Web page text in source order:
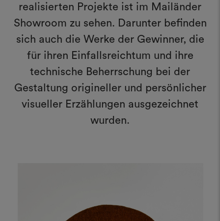
realisierten Projekte ist im Mailänder
Showroom zu sehen. Darunter befinden
sich auch die Werke der Gewinner, die
für ihren Einfallsreichtum und ihre
technische Beherrschung bei der
Gestaltung origineller und persönlicher
visueller Erzählungen ausgezeichnet
wurden.